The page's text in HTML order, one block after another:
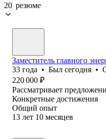
20 резюме
Заместитель главного
33 года • Был сегодня •
220 000 ₽
Рассматривает
Конкретные достижения
Общий опыт
13 лет 10 месяцев